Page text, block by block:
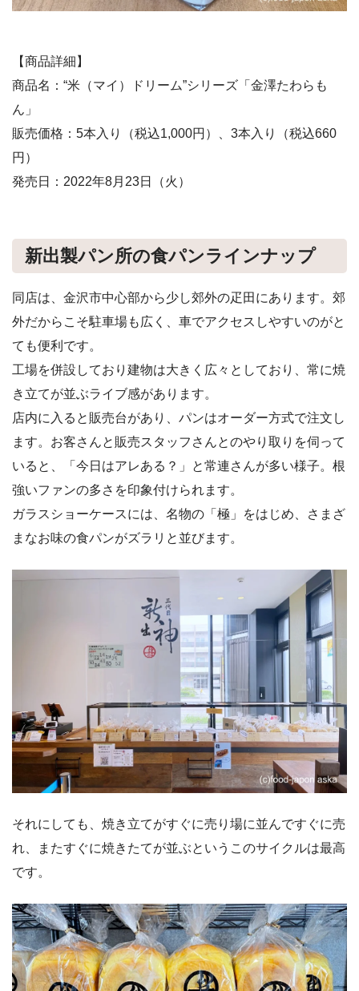
【商品詳細】
商品名：“米（マイ）ドリーム”シリーズ「金澤たわらも
ん」
販売価格：5本入り（税込1,000円）、3本入り（税込660
円）
発売日：2022年8月23日（火）
新出製パン所の食パンラインナップ
同店は、金沢市中心部から少し郊外の疋田にあります。郊
外だからこそ駐車場も広く、車でアクセスしやすいのがと
ても便利です。
工場を併設しており建物は大きく広々としており、常に焼
き立てが並ぶライブ感があります。
店内に入ると販売台があり、パンはオーダー方式で注文し
ます。お客さんと販売スタッフさんとのやり取りを伺って
いると、「今日はアレある？」と常連さんが多い様子。根
強いファンの多さを印象付けられます。
ガラスショーケースには、名物の「極」をはじめ、さまざ
まなお味の食パンがズラリと並びます。
それにしても、焼き立てがすぐに売り場に並んですぐに売
れ、またすぐに焼きたてが並ぶというこのサイクルは最高
です。